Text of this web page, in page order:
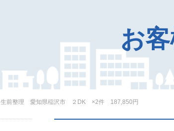
お
生前整理 愛知県稲沢市 ２DK ×2件 187,850円